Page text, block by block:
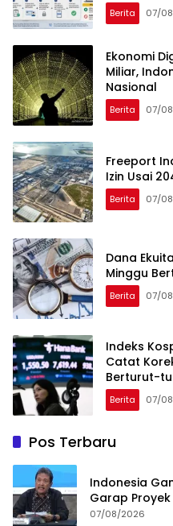
Berita 07/
Ekonomi
Miliar,
Nasional
Berita 07/
Freeport
Izin Usai
Berita 07/
Dana
Minggu
Berita 07/
Indeks
Catat
Berturut-
Berita 07/
Pos Terbaru
Indonesia
Garap
07/08/2026